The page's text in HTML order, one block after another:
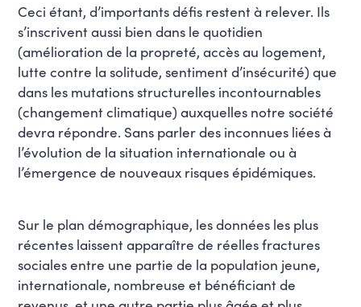
Ceci étant, d’importants défis restent à relever. Ils
s’inscrivent aussi bien dans le quotidien
(amélioration de la propreté, accès au logement,
lutte contre la solitude, sentiment d’insécurité) que
dans les mutations structurelles incontournables
(changement climatique) auxquelles notre société
devra répondre. Sans parler des inconnues liées à
l’évolution de la situation internationale ou à
l’émergence de nouveaux risques épidémiques.
Sur le plan démographique, les données les plus
récentes laissent apparaître de réelles fractures
sociales entre une partie de la population jeune,
internationale, nombreuse et bénéficiant de